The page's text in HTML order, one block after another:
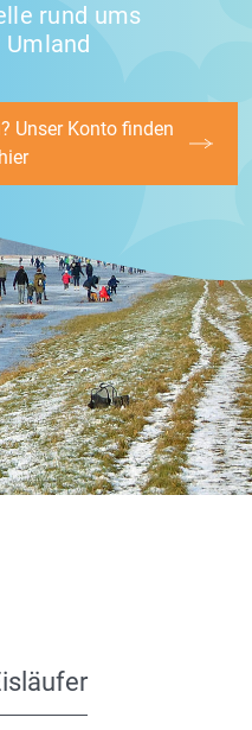
rund ums
Unser Konto finden